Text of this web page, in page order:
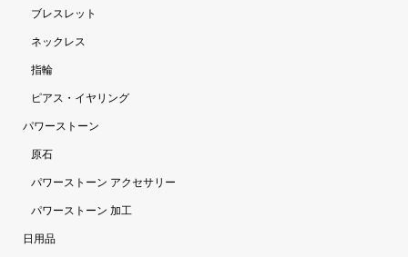
ブレスレット
ネックレス
指輪
ピアス・イヤリング
パワーストーン
原石
パワーストーン アクセサリー
パワーストーン 加工
日用品